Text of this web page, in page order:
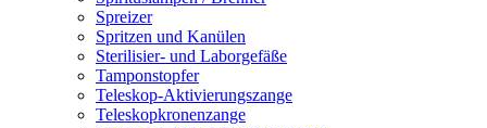
Spreizer
Spritzen und Kanülen
Sterilisier- und Laborgefäße
Tamponstopfer
Teleskop-Aktivierungszange
Teleskopkronenzange